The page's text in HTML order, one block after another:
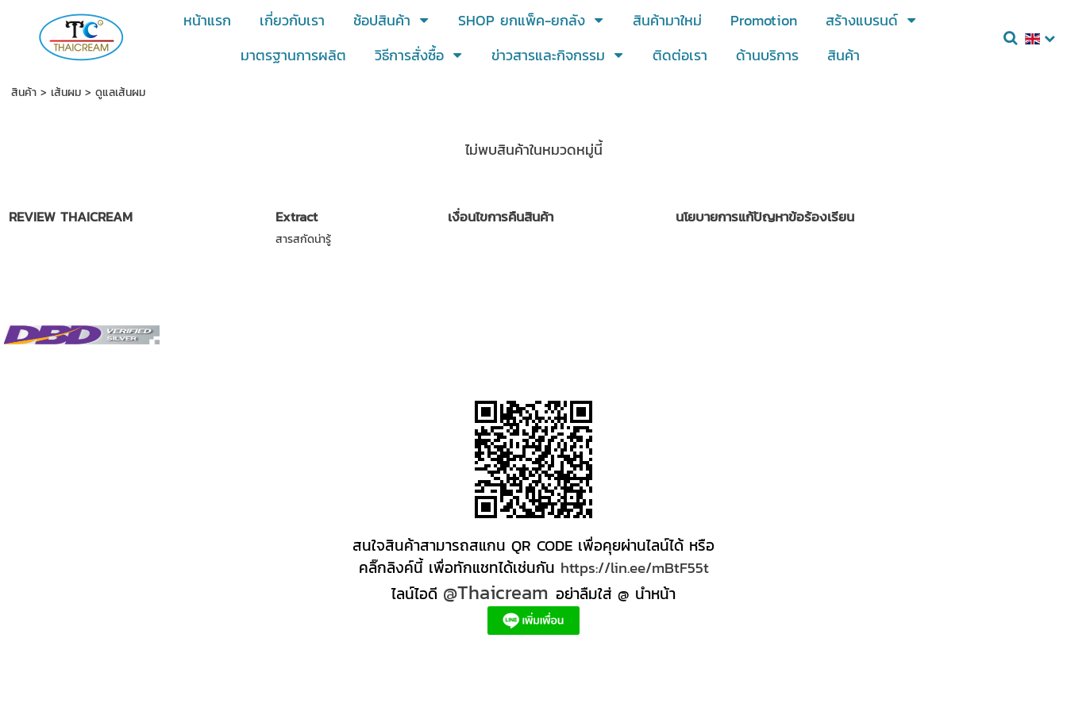
หน้าแรก เกี่ยวกับเรา ช้อปสินค้า SHOP ยกแพ็ค-ยกลัง สินค้ามาใหม่ Promotion
สร้างแบรนด์
มาตรฐานการผลิต
วิธีการสั่งซื้อ ข่าวสารและกิจกรรม ติดต่อเรา ด้านบริการ สินค้า
สินค้า> เส้นผม> ดูแลเส้นผม
ไม่พบสินค้าในหมวดหมู่นี้
REVIEW THAICREAM Extract
สารสกัดน่ารู้
เงื่อนไขการคืนสินค้า นโยบายการแก้ปัญหาข้อร้องเรียน
สนใจสินค้าสามารถสแกน QR CODE เพื่อคุยผ่านไลน์ได้ หรือ
คลิ๊กลิงค์นี้ เพื่อทักแชทได้เช่นกัน https://lin.ee/mBtF55t
ไลน์ไอดี @Thaicream อย่าลืมใส่ @ นำหน้า